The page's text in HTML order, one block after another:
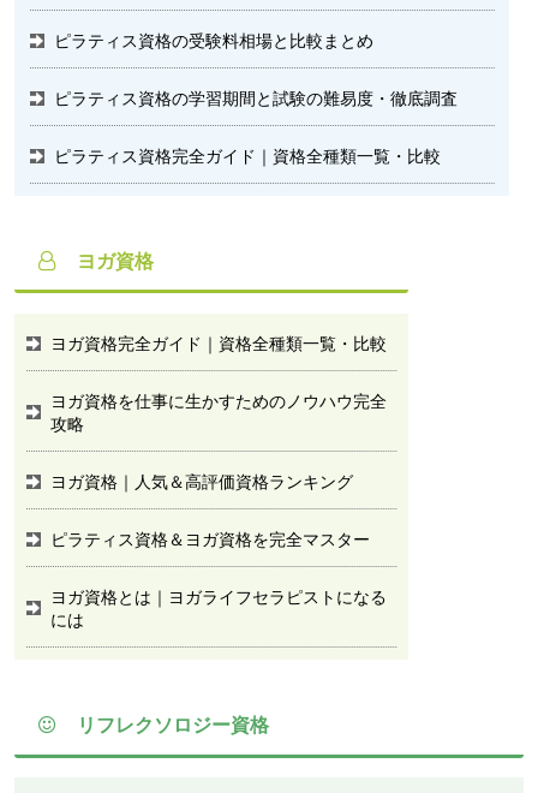
ピラティス資格の受験料相場と比較まとめ
ピラティス資格の学習期間と試験の難易度・徹底調査
ピラティス資格完全ガイド｜資格全種類一覧・比較
ヨガ資格
ヨガ資格完全ガイド｜資格全種類一覧・比較
ヨガ資格を仕事に生かすためのノウハウ完全
攻略
ヨガ資格｜人気＆高評価資格ランキング
ピラティス資格＆ヨガ資格を完全マスター
ヨガ資格とは｜ヨガライフセラピストになる
には
リフレクソロジー資格